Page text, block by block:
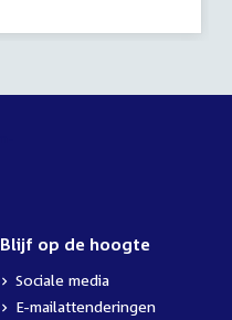
Blijf op de hoogte
Sociale media
E-mailattenderingen